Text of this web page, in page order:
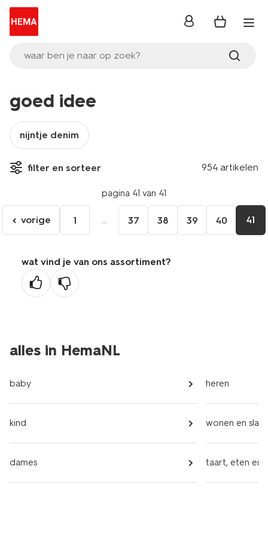
waar ben je naar op zoek?
inloggen
goed idee
nijntje denim
filter en sorteer 954 artikelen
pagina 41 van 41
ga
naar
vorige
pagina
vorige 1 ... 37 38 39 40 41
wat vind je van ons assortiment?
alles in HemaNL
baby
kind
dames
heren
wonen en
taart, eten en